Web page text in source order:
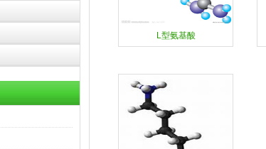
L型氨基酸